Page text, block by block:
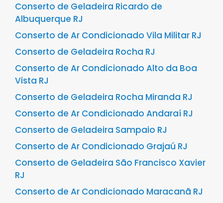
Conserto de Geladeira Ricardo de
Albuquerque RJ
Conserto de Ar Condicionado Vila Militar RJ
Conserto de Geladeira Rocha RJ
Conserto de Ar Condicionado Alto da Boa
Vista RJ
Conserto de Geladeira Rocha Miranda RJ
Conserto de Ar Condicionado Andaraí RJ
Conserto de Geladeira Sampaio RJ
Conserto de Ar Condicionado Grajaú RJ
Conserto de Geladeira São Francisco Xavier
RJ
Conserto de Ar Condicionado Maracanã RJ